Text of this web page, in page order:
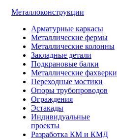
Металлоконструкции
Арматурные каркасы
Металлические фермы
Металлические колонны
Закладные детали
Подкрановые балки
Металлические фахверки
Переходные мостики
Опоры трубопроводов
Ограждения
Эстакады
Индивидуальные
проекты
Разработка КМ и КМД